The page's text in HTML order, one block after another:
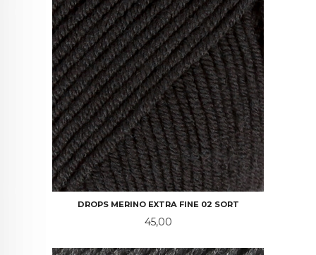
DROPS MERINO EXTRA FINE 02 SORT
Pris
45,00